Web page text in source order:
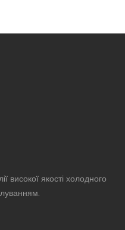
високої якості холодного